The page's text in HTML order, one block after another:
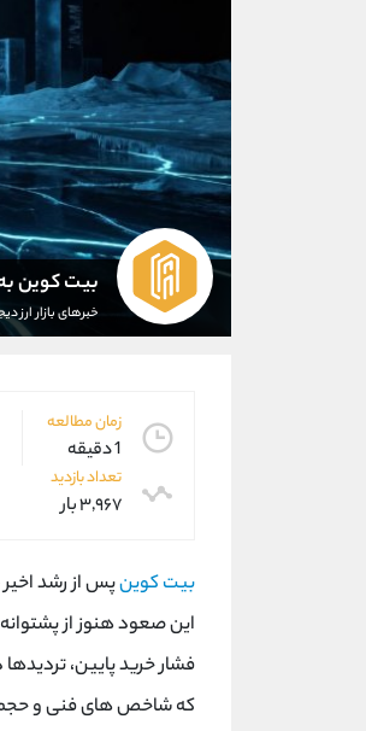
بیت کوین به 67000 دلار
خبرهای بازار ارز
زمان مطالعه
1 دقیقه
تعداد بازدید
۳,۹۶۷ بار
بیت کوین
این صعود هنوز از
فشار خرید پایین،
که شاخص های فنی و حجم